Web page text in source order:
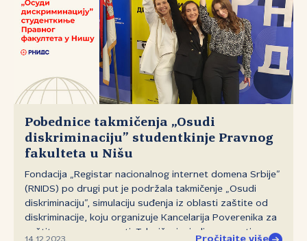
Pobednice takmičenja „Osudi
diskriminaciju” studentkinje Pravnog
fakulteta u Nišu
Fondacija „Registar nacionalnog internet domena Srbije”
(RNIDS) po drugi put je podržala takmičenje „Osudi
diskriminaciju”, simulaciju suđenja iz oblasti zaštite od
diskriminacije, koju organizuje Kancelarija Poverenika za
zaštitu ravnopravnosti. Takmičenje, jedino ovog tipa na